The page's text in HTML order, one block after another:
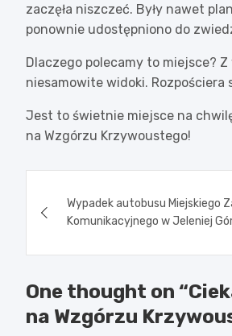
zaczęła niszczeć. Były nawet
ponownie udostępniono do
Dlaczego polecamy to miejsce?
niesamowite widoki. Rozpościera
Jest to świetnie miejsce na
na Wzgórzu Krzywoustego!
wpisu
Wypadek autobusu Miejskiego
Komunikacyjnego w Jeleniej
One thought on “
na Wzgórzu